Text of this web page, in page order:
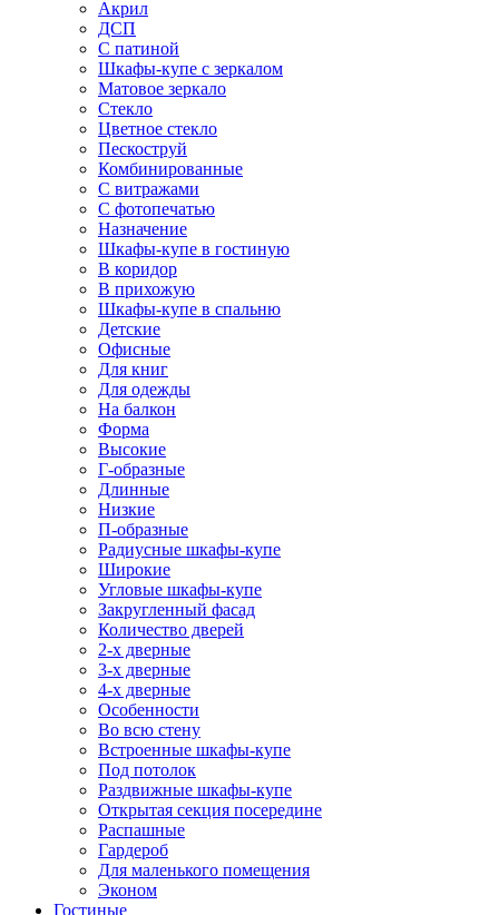
Акрил
ДСП
С патиной
Шкафы-купе с зеркалом
Матовое зеркало
Стекло
Цветное стекло
Пескоструй
Комбинированные
С витражами
С фотопечатью
Назначение
Шкафы-купе в гостиную
В коридор
В прихожую
Шкафы-купе в спальню
Детские
Офисные
Для книг
Для одежды
На балкон
Форма
Высокие
Г-образные
Длинные
Низкие
П-образные
Радиусные шкафы-купе
Широкие
Угловые шкафы-купе
Закругленный фасад
Количество дверей
2-х дверные
3-х дверные
4-х дверные
Особенности
Во всю стену
Встроенные шкафы-купе
Под потолок
Раздвижные шкафы-купе
Открытая секция посередине
Распашные
Гардероб
Для маленького помещения
Эконом
Гостиные